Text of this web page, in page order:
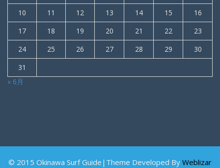
10
11 12 13 14 15
16
17
18 19 20 21 22
23
24
25 26 27 28 29
30
31
« 6月
© 2015 Okinawa Surf Guide|Theme Developed By Weblizar